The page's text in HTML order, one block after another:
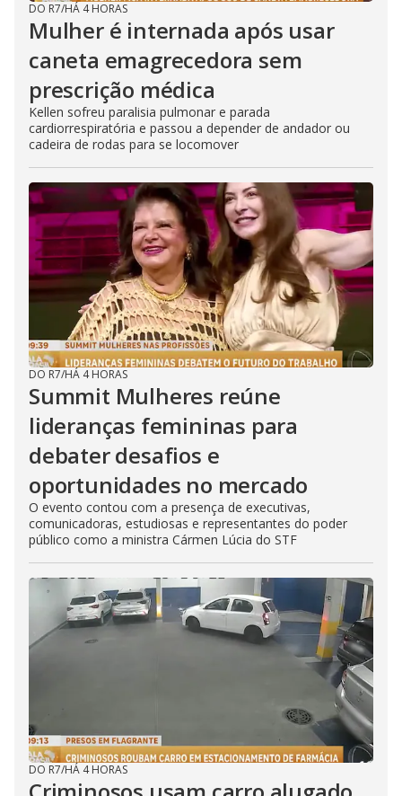
DO R7/HÁ 4 HORAS
Mulher é internada após usar
caneta emagrecedora sem
prescrição médica
Kellen sofreu paralisia pulmonar e parada
cardiorrespiratória e passou a depender de andador ou
cadeira de rodas para se locomover
DO R7/HÁ 4 HORAS
Summit Mulheres reúne
lideranças femininas para
debater desafios e
oportunidades no mercado
O evento contou com a presença de executivas,
comunicadoras, estudiosas e representantes do poder
público como a ministra Cármen Lúcia do STF
DO R7/HÁ 4 HORAS